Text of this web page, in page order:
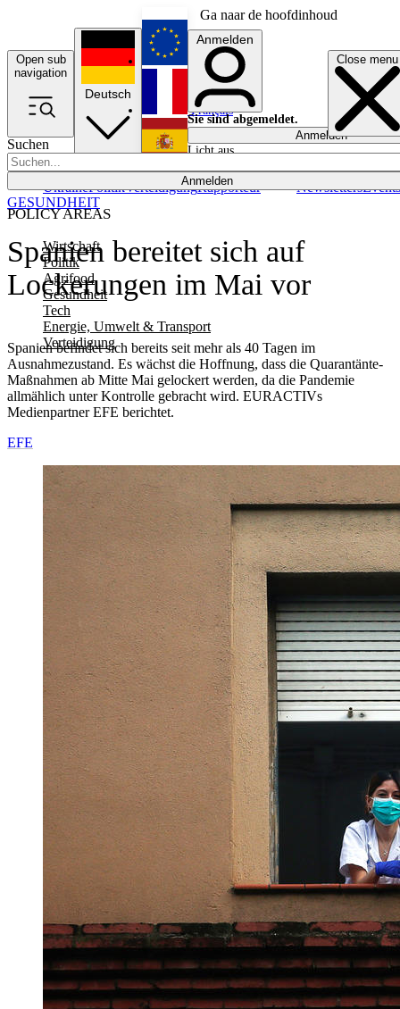
Ga naar de hoofdinhoud
Open sub
navigation
Close menu
Suchen
Anmelden
POLICY AREAS
Wirtschaft
Politik
Agrifood
Gesundheit
Tech
Energie, Umwelt & Transport
Verteidigung
UkrainePolitikVerteidigungRapporteur NewslettersEvents
Deutsch
English
Français
Anmelden
Sie sind abgemeldet.
Anmelden
Licht aus
Spanien bereitet sich auf
Lockerungen im Mai vor
Spanien befindet sich bereits seit mehr als 40 Tagen im
Ausnahmezustand. Es wächst die Hoffnung, dass die Quarantänte-
Maßnahmen ab Mitte Mai gelockert werden, da die Pandemie
allmählich unter Kontrolle gebracht wird. EURACTIVs
Medienpartner EFE berichtet.
GESUNDHEIT
EFE